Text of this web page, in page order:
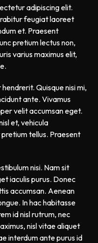
adipiscing elit.
feugiat laoreet
et. Praesent
pretium lectus non,
varius maximus elit,
Quisque nisi mi,
ante. Vivamus
velit accumsan eget.
et, vehicula
tellus. Praesent
nisi. Nam sit
iaculis purus. Donec
accumsan. Aenean
In hac habitasse
id nisl rutrum, nec
nisl vitae aliquet
interdum ante purus id